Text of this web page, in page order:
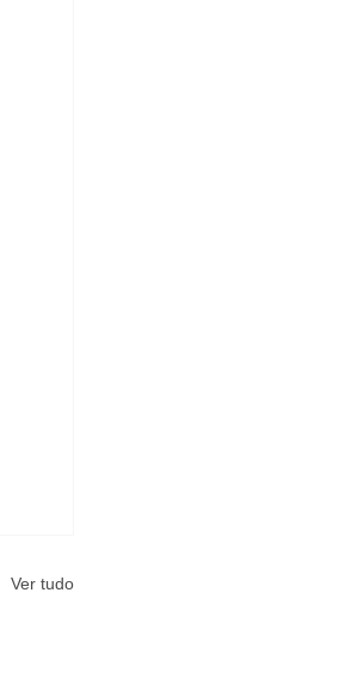
Ver tudo